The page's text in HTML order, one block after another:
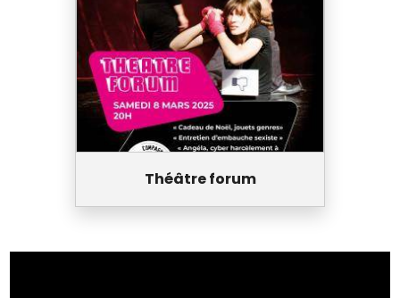
Théâtre forum